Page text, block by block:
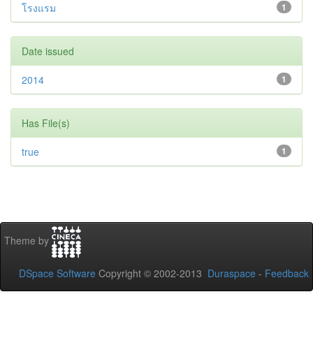
1
โรงแรม
Date issued
1
2014
Has File(s)
1
true
Theme by
DSpace Software Copyright © 2002-2013 Duraspace - Feedback